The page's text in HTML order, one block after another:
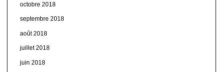
octobre 2018
septembre 2018
août 2018
juillet 2018
juin 2018